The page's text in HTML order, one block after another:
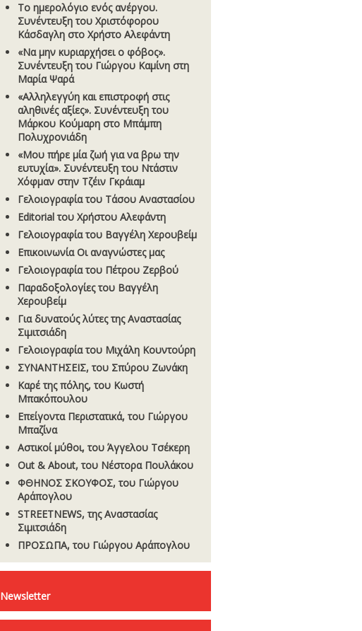
Το ηµερολόγιο ενός ανέργου.
Συνέντευξη του Χριστόφορου
Κάσδαγλη στο Χρήστο Αλεφάντη
«Να µην κυριαρχήσει ο φόβος».
Συνέντευξη του Γιώργου Καµίνη στη
Μαρία Ψαρά
«Αλληλεγγύη και επιστροφή στις
αληθινές αξίες». Συνέντευξη του
Μάρκου Κούµαρη στο Μπάµπη
Πολυχρονιάδη
«Μου πήρε µία ζωή για να βρω την
ευτυχία». Συνέντευξη του Ντάστιν
Χόφµαν στην Τζέιν Γκράιαµ
Γελοιογραφία του Τάσου Αναστασίου
Editorial του Χρήστου Αλεφάντη
Γελοιογραφία του Βαγγέλη Χερουβείµ
Επικοινωνία Οι αναγνώστες µας
Γελοιογραφία του Πέτρου Ζερβού
Παραδοξολογίες του Βαγγέλη
Χερουβείµ
Για δυνατούς λύτες της Αναστασίας
Σιµιτσιάδη
Γελοιογραφία του Μιχάλη Κουντούρη
ΣΥΝΑΝΤΗΣΕΙΣ, του Σπύρου Ζωνάκη
Καρέ της πόλης, του Κωστή
Μπακόπουλου
Επείγοντα Περιστατικά, του Γιώργου
Μπαζίνα
Αστικοί µύθοι, του Άγγελου Τσέκερη
Out & About, του Νέστορα Πουλάκου
ΦΘΗΝΟΣ ΣΚΟΥΦΟΣ, του Γιώργου
Αράπογλου
STREETNEWS, της Αναστασίας
Σιµιτσιάδη
ΠΡΟΣΩΠΑ, του Γιώργου Αράπογλου
Newsletter